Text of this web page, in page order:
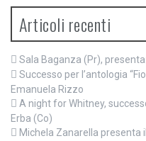
Articoli recenti
Sala Baganza (Pr),
Successo per l’antologia
Emanuela Rizzo
A night for Whitney,
Erba (Co)
Michela Zanarella presenta